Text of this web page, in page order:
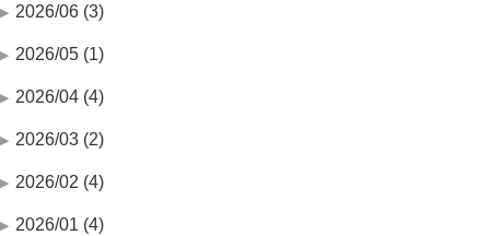
2026/06 (3)
2026/05 (1)
2026/04 (4)
2026/03 (2)
2026/02 (4)
2026/01 (4)